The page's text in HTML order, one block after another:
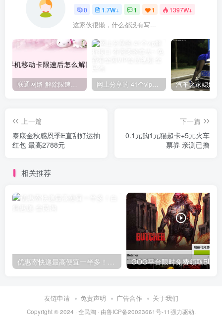
0 1.7W+ 1 1 1397W+
这家伙很懒，什么都没有写...
联通网络 解除限速方法参考！畅享、畅玩、老白干等及其它地区自测了 网上分享的 41个vip解析接口 有需要的拿去~ 免费看全网VIP会员视频
上一篇
泰康金秋感恩季E直刮好运抽
红包 最高2788元
下一篇
0.1元购1元猫超卡+5元火车
票券 亲测已撸
相关推荐
优惠寄快递最高便宜一半多！白鸽惠递
友链申请 免责声明 广告合作 关于我们
Copyright © 2024 · 全民淘 · 由鲁ICP备20023661号-11强力驱动.